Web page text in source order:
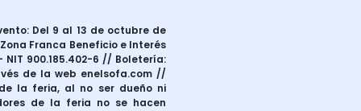
Del 9 al 13 de octubre de
Franca Beneficio e Interés
900.185.402-6 // Boletería:
de la web enelsofa.com //
la feria, al no ser dueño ni
de la feria no se hacen